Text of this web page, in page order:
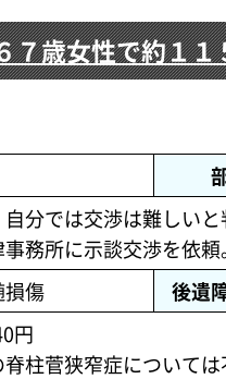
７歳女性で約１
分では交渉は難しい
務所に示談交渉を依頼
損傷 後遺
円
脊柱菅狭窄症については